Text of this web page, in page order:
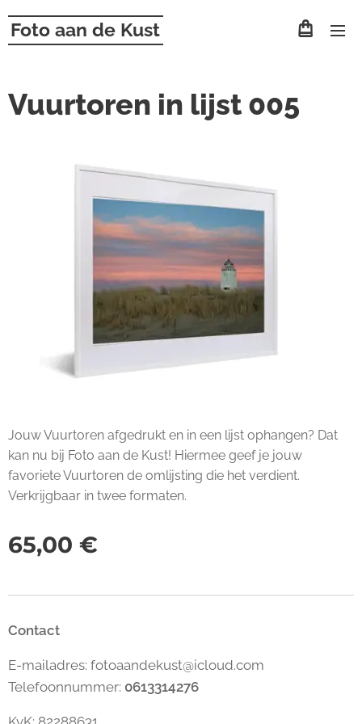
Foto aan de Kust
Vuurtoren in lijst 005
Jouw Vuurtoren afgedrukt en in een lijst ophangen? Dat
kan nu bij Foto aan de Kust! Hiermee geef je jouw
favoriete Vuurtoren de omlijsting die het verdient.
Verkrijgbaar in twee formaten.
65,00 €
Contact
E-mailadres: fotoaandekust@icloud.com
Telefoonnummer: 0613314276